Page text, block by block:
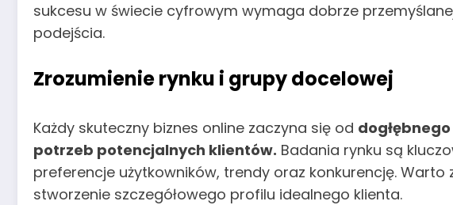
sukcesu w świecie cyfrowym wymaga dobrze
podejścia.
Zrozumienie rynku i grupy docelowej
Każdy skuteczny biznes online zaczyna się od
potrzeb potencjalnych klientów. Badania rynku są
preferencje użytkowników, trendy oraz konkurencję.
stworzenie szczegółowego profilu idealnego klienta.